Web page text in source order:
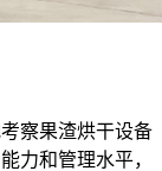
察果渣烘干设备
力和管理水平，